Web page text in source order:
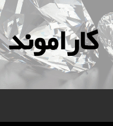
كاراموند